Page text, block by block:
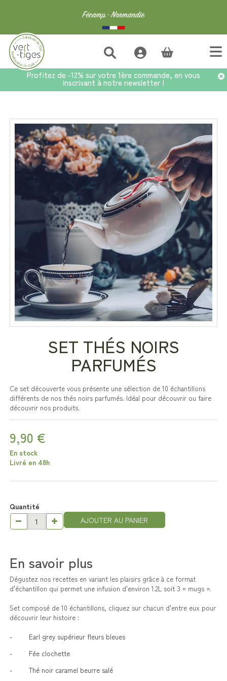
Profitez de -12% sur votre 1ère commande, en vous
inscrivant à notre newsletter !
Bons plans > Sets découvertes > Set Thés Noirs Parfumés
SET THÉS NOIRS
PARFUMÉS
Ce set découverte vous présente une sélection de 10 échantillons
différents de nos thés noirs parfumés. Idéal pour découvrir ou faire
découvrir nos produits.
9,90 €
En stock
Livré en 48h
Quantité
AJOUTER AU PANIER
En savoir plus
Dégustez nos recettes en variant les plaisirs grâce à ce format
d'échantillon qui permet une infusion d'environ 1.2L soit 3 « mugs ».
Set composé de 10 échantillons, cliquez sur chacun d'entre eux pour
découvrir leur histoire :
- Earl grey supérieur fleurs bleues
- Fée clochette
- Thé noir caramel beurre salé